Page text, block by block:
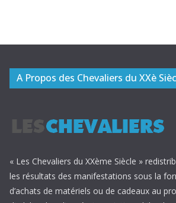
A Propos des Chevaliers du XXè
« Les Chevaliers du XXème Siècle »
les résultats des manifestations sous la
d’achats de matériels ou de cadeaux au